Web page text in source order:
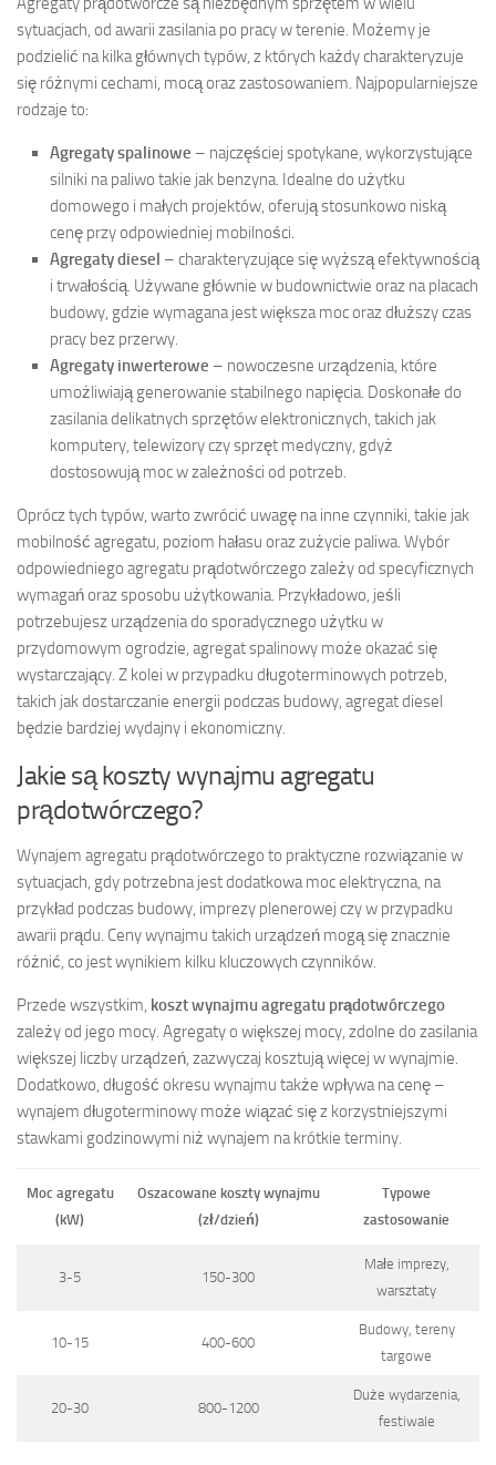
sytuacjach, od awarii zasilania po pracy w terenie. Możemy je
podzielić na kilka głównych typów, z których każdy charakteryzuje
się różnymi cechami, mocą oraz zastosowaniem. Najpopularniejsze
rodzaje to:
Agregaty spalinowe – najczęściej spotykane, wykorzystujące
silniki na paliwo takie jak benzyna. Idealne do użytku
domowego i małych projektów, oferują stosunkowo niską
cenę przy odpowiedniej mobilności.
Agregaty diesel – charakteryzujące się wyższą efektywnością
i trwałością. Używane głównie w budownictwie oraz na placach
budowy, gdzie wymagana jest większa moc oraz dłuższy czas
pracy bez przerwy.
Agregaty inwerterowe – nowoczesne urządzenia, które
umożliwiają generowanie stabilnego napięcia. Doskonałe do
zasilania delikatnych sprzętów elektronicznych, takich jak
komputery, telewizory czy sprzęt medyczny, gdyż
dostosowują moc w zależności od potrzeb.
Oprócz tych typów, warto zwrócić uwagę na inne czynniki, takie jak
mobilność agregatu, poziom hałasu oraz zużycie paliwa. Wybór
odpowiedniego agregatu prądotwórczego zależy od specyficznych
wymagań oraz sposobu użytkowania. Przykładowo, jeśli
potrzebujesz urządzenia do sporadycznego użytku w
przydomowym ogrodzie, agregat spalinowy może okazać się
wystarczający. Z kolei w przypadku długoterminowych potrzeb,
takich jak dostarczanie energii podczas budowy, agregat diesel
będzie bardziej wydajny i ekonomiczny.
Jakie są koszty wynajmu agregatu
prądotwórczego?
Wynajem agregatu prądotwórczego to praktyczne rozwiązanie w
sytuacjach, gdy potrzebna jest dodatkowa moc elektryczna, na
przykład podczas budowy, imprezy plenerowej czy w przypadku
awarii prądu. Ceny wynajmu takich urządzeń mogą się znacznie
różnić, co jest wynikiem kilku kluczowych czynników.
Przede wszystkim, koszt wynajmu agregatu prądotwórczego
zależy od jego mocy. Agregaty o większej mocy, zdolne do zasilania
większej liczby urządzeń, zazwyczaj kosztują więcej w wynajmie.
Dodatkowo, długość okresu wynajmu także wpływa na cenę –
wynajem długoterminowy może wiązać się z korzystniejszymi
stawkami godzinowymi niż wynajem na krótkie terminy.
Moc agregatu
(kW)
Oszacowane koszty wynajmu
(zł/dzień)
Typowe
zastosowanie
3-5 150-300
Małe imprezy,
warsztaty
10-15 400-600
Budowy, tereny
targowe
20-30 800-1200
Duże wydarzenia,
festiwale